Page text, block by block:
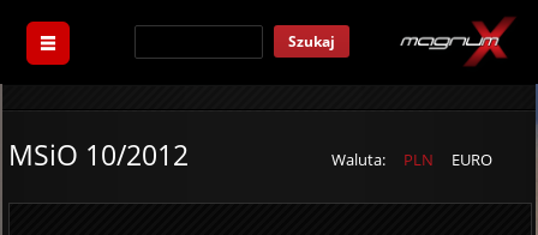
Szukaj
Waluta: PLN EURO
MSiO 10/2012